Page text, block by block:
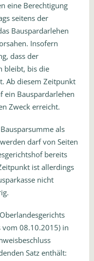
eine Berechtigung
seitens der
Bauspardarlehen
Insofern
dass der
bleibt, bis die
Ab diesem Zeitpunkt
ein Bauspardarlehen
Zweck erreicht.
als
darf von Seiten
bereits
ist allerdings
nicht
vom 08.10.2015) in
Satz enthält: